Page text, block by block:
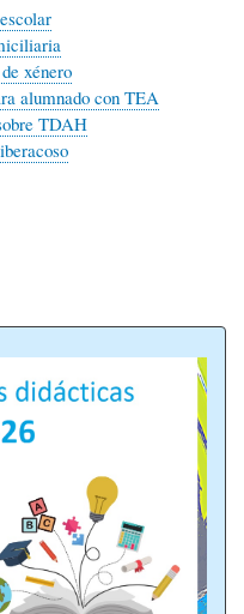
xénero
alumnado con TEA
TDAH